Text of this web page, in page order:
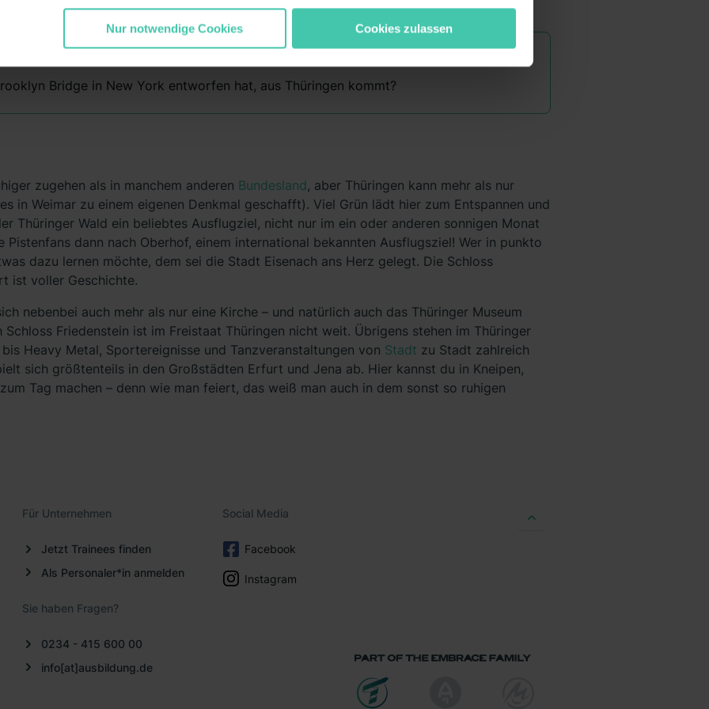
„Notwendig“) zu. Willst du nur bestimmte Verwendungszwecke zulassen, triff deine
und klick auf „Auswahl erlauben“. Die Einwilligung zur Platzierung von Cookies der
a) DS-GVO). Die USA verfügen über kein angemessenes Datenschutzniveau (EuGH –
dir erteilte Einwilligung jederzeit mit Wirkung für die Zukunft ganz oder teilweise über
dem Punkt „Datenschutz-Einstellungen“ widerrufen. Weitere Informationen zu den
Nur notwendige Cookies Cookies zulassen
Bridge in New York entworfen hat, aus Thüringen kommt?
zugehen als in manchem anderen Bundesland, aber Thüringen kann mehr als nur
in Weimar zu einem eigenen Denkmal geschafft). Viel Grün lädt hier zum Entspannen und
Thüringer Wald ein beliebtes Ausflugziel, nicht nur im ein oder anderen sonnigen Monat
Pistenfans dann nach Oberhof, einem international bekannten Ausflugsziel! Wer in punkto
dazu lernen möchte, dem sei die Stadt Eisenach ans Herz gelegt. Die Schloss
ist voller Geschichte.
nebenbei auch mehr als nur eine Kirche – und natürlich auch das Thüringer Museum
Schloss Friedenstein ist im Freistaat Thüringen nicht weit. Übrigens stehen im Thüringer
Heavy Metal, Sportereignisse und Tanzveranstaltungen von Stadt zu Stadt zahlreich
sich größtenteils in den Großstädten Erfurt und Jena ab. Hier kannst du in Kneipen,
Tag machen – denn wie man feiert, das weiß man auch in dem sonst so ruhigen
Für Unternehmen
Jetzt Trainees finden
Als Personaler*in anmelden
Sie haben Fragen?
0234 - 415 600 00
info[at]ausbildung.de
Social Media
Facebook
Instagram